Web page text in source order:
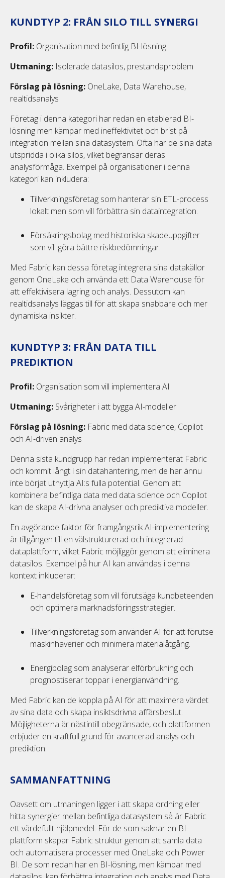
KUNDTYP 2: FRÅN SILO TILL SYNERGI
Profil: Organisation med befintlig BI-lösning
Utmaning: Isolerade datasilos, prestandaproblem
Förslag på lösning: OneLake, Data Warehouse,
realtidsanalys
Företag i denna kategori har redan en etablerad BI-
lösning men kämpar med ineffektivitet och brist på
integration mellan sina datasystem. Ofta har de sina data
utspridda i olika silos, vilket begränsar deras
analysförmåga. Exempel på organisationer i denna
kategori kan inkludera:
Tillverkningsföretag som hanterar sin ETL-process
lokalt men som vill förbättra sin dataintegration.
Försäkringsbolag med historiska skadeuppgifter
som vill göra bättre riskbedömningar.
Med Fabric kan dessa företag integrera sina datakällor
genom OneLake och använda ett Data Warehouse för
att effektivisera lagring och analys. Dessutom kan
realtidsanalys läggas till för att skapa snabbare och mer
dynamiska insikter.
KUNDTYP 3: FRÅN DATA TILL
PREDIKTION
Profil: Organisation som vill implementera AI
Utmaning: Svårigheter i att bygga AI-modeller
Förslag på lösning: Fabric med data science, Copilot
och AI-driven analys
Denna sista kundgrupp har redan implementerat Fabric
och kommit långt i sin datahantering, men de har ännu
inte börjat utnyttja AI:s fulla potential. Genom att
kombinera befintliga data med data science och Copilot
kan de skapa AI-drivna analyser och prediktiva modeller.
En avgörande faktor för framgångsrik AI-implementering
är tillgången till en välstrukturerad och integrerad
dataplattform, vilket Fabric möjliggör genom att eliminera
datasilos. Exempel på hur AI kan användas i denna
kontext inkluderar:
E-handelsföretag som vill förutsäga kundbeteenden
och optimera marknadsföringsstrategier.
Tillverkningsföretag som använder AI för att förutse
maskinhaverier och minimera materialåtgång.
Energibolag som analyserar elförbrukning och
prognostiserar toppar i energianvändning.
Med Fabric kan de koppla på AI för att maximera värdet
av sina data och skapa insiktsdrivna affärsbeslut.
Möjligheterna är nästintill obegränsade, och plattformen
erbjuder en kraftfull grund för avancerad analys och
prediktion.
SAMMANFATTNING
Oavsett om utmaningen ligger i att skapa ordning eller
hitta synergier mellan befintliga datasystem så är Fabric
ett värdefullt hjälpmedel. För de som saknar en BI-
plattform skapar Fabric struktur genom att samla data
och automatisera processer med OneLake och Power
BI. De som redan har en BI-lösning, men kämpar med